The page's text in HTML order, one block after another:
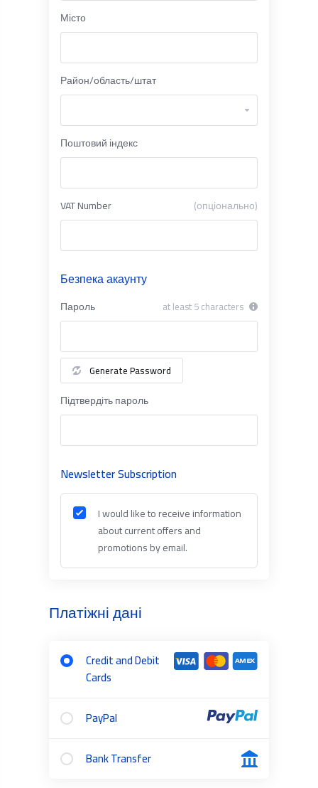
Місто
Район/область/штат
Поштовий індекс
VAT Number (опціонально)
Безпека акаунту
Пароль at least 5 characters
Generate Password
Підтвердіть пароль
Newsletter Subscription
I would like to receive information
about current offers and
promotions by email.
Платіжні дані
Credit and Debit
Cards
PayPal
Bank Transfer